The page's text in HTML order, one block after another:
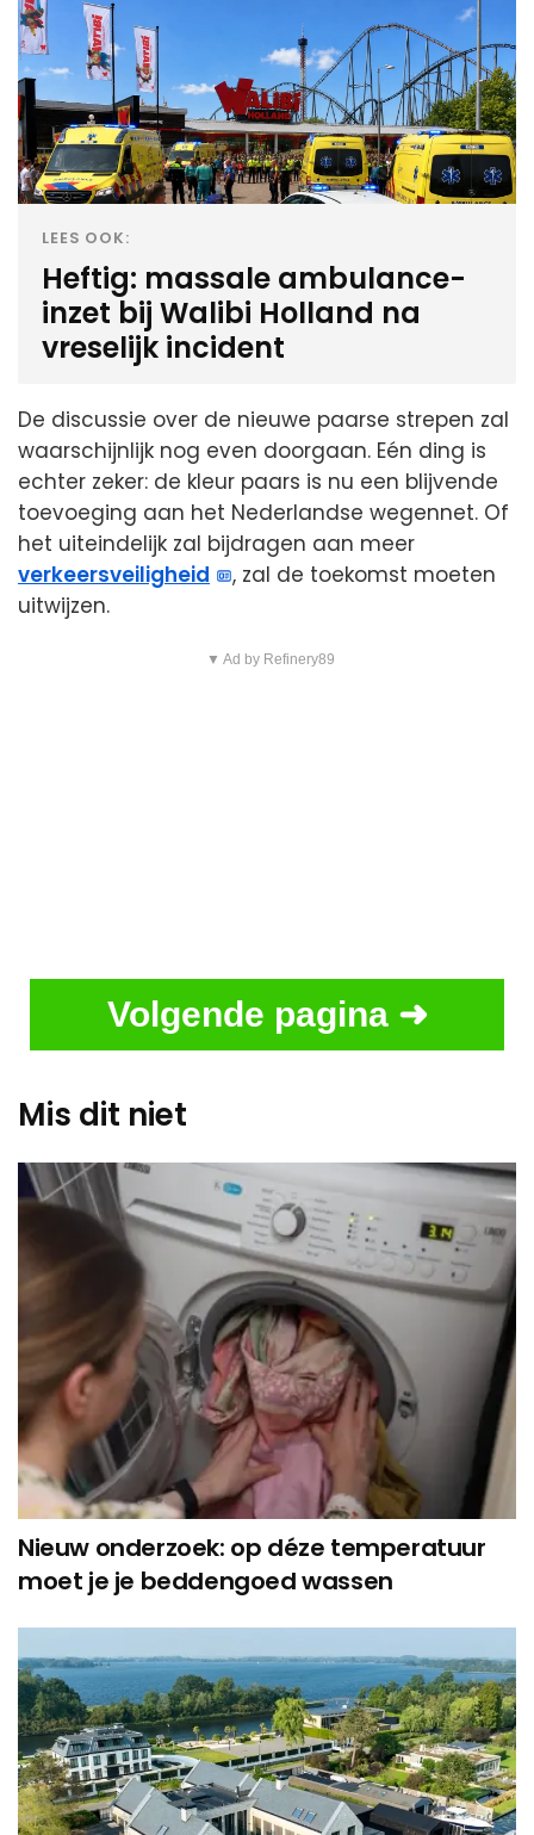
LEES OOK:
Heftig: massale ambulance-
inzet bij Walibi Holland na
vreselijk incident
De discussie over de nieuwe paarse strepen zal
waarschijnlijk nog even doorgaan. Eén ding is
echter zeker: de kleur paars is nu een blijvende
toevoeging aan het Nederlandse wegennet. Of
het uiteindelijk zal bijdragen aan meer
verkeersveiligheid
, zal de toekomst moeten
uitwijzen.
▼ Ad by Refinery89
Volgende pagina ➜
Mis dit niet
Nieuw onderzoek: op déze temperatuur
moet je je beddengoed wassen